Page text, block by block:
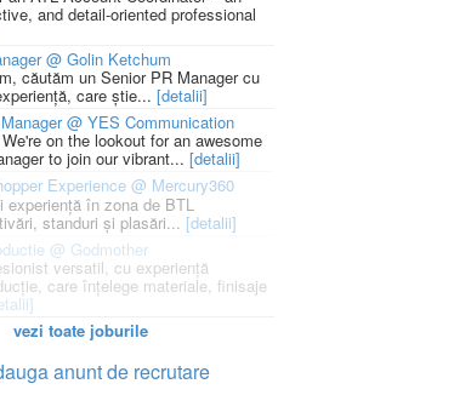
and detail-oriented professional
@ Golin Ketchum
căutăm un Senior PR Manager cu
care știe... [detalii]
@ YES Communication
on the lookout for an awesome
to join our vibrant... [detalii]
Experience @ Mercury360
experiență în zona de BTL
standuri și plasări... [detalii]
@ Godmother
versatil, cu experiență
care înțelege materiale, finisaje
vezi toate joburile
anunt de recrutare